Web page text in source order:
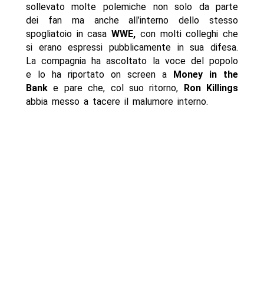
sollevato molte polemiche non solo da parte
dei fan ma anche all’interno dello stesso
spogliatoio in casa WWE, con molti colleghi che
si erano espressi pubblicamente in sua difesa.
La compagnia ha ascoltato la voce del popolo
e lo ha riportato on screen a
Money in the
Banke pare che, col suo ritorno,
Ron Killings
abbia messo a tacere il malumore interno.